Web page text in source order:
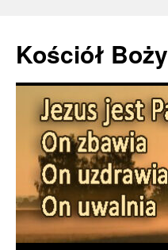
Kościół